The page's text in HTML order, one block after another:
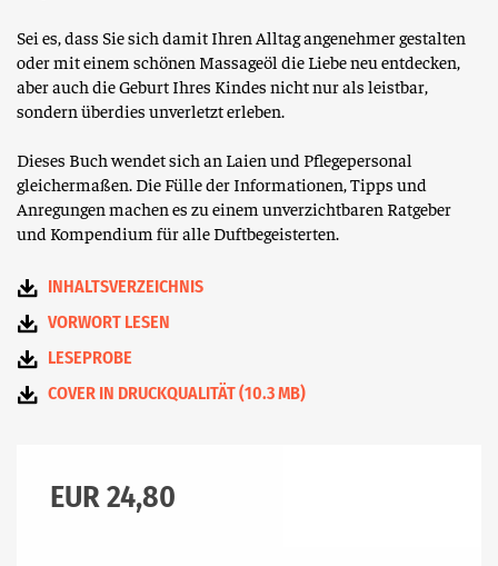
Sei es, dass Sie sich damit Ihren Alltag angenehmer gestalten
oder mit einem schönen Massageöl die Liebe neu entdecken,
aber auch die Geburt Ihres Kindes nicht nur als leistbar,
sondern überdies unverletzt erleben.
Dieses Buch wendet sich an Laien und Pflegepersonal
gleichermaßen. Die Fülle der Informationen, Tipps und
Anregungen machen es zu einem unverzichtbaren Ratgeber
und Kompendium für alle Duftbegeisterten.
INHALTSVERZEICHNIS
VORWORT LESEN
LESEPROBE
COVER IN DRUCKQUALITÄT (10.3 MB)
EUR 24,80